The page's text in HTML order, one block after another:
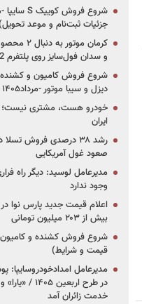
جزئیات ثبت‌نام و موعد
و سدان فول‌سایز روی پلتفرم KP2
شروع فروش کامیون و کشنده
دیزل و سیبا موتور -مرداد۱۴۰۵ (+قیمت و شرایط)
خودرو هست، مشتری نیست؛
ایران
رشد ۳۸ درصدی فروش
صعود غول آمریکایی
مدیرعامل لوسید: دیگر راه
وجود ندارد
بیش از ۲۰۳ میلیون تومانی
قیمت و شرایط)
در طرح
خدمت زائران آمد